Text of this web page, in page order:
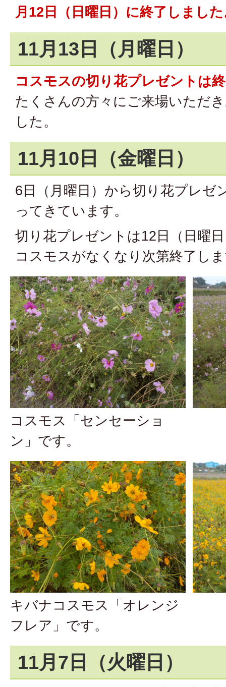
月12日（日曜日）に終了しまし
11月13日（月曜日）
コスモスの切り花プレゼントは
たくさんの方々にご来場いただ
した。
11月10日（金曜日）
6日（月曜日）から切り花プレゼ
ってきています。
切り花プレゼントは12日（日曜
コスモスがなくなり次第終了し
コスモス「センセーショ
ン」です。
キバナコスモス「オレンジ
フレア」です。
11月7日（火曜日）